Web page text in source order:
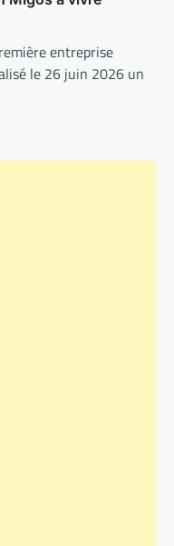
entreprise
le 26 juin 2026 un